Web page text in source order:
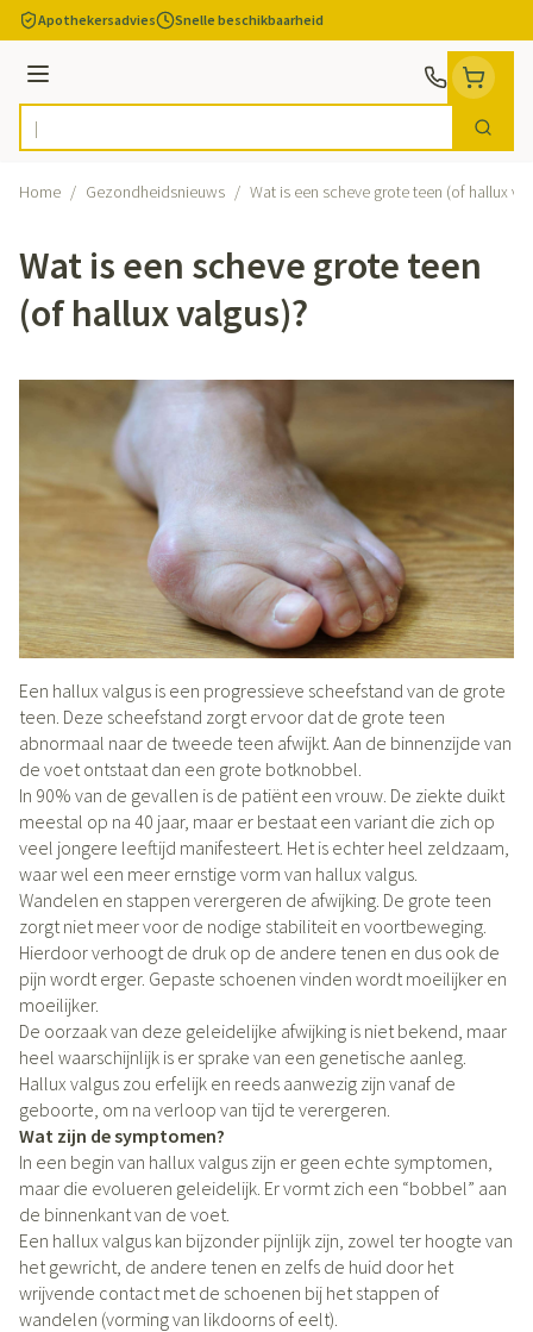
Ga naar de inhoud
Apothekersadvies Snelle beschikbaarheid
Menu
Product, merk, categorie... Zoek
Home / Gezondheidsnieuws / Wat is een scheve grote teen (of hallux
Wat is een scheve grote teen
(of hallux valgus)?
Een hallux valgus is een progressieve scheefstand van de grote
teen. Deze scheefstand zorgt ervoor dat de grote teen
abnormaal naar de tweede teen afwijkt. Aan de binnenzijde van
de voet ontstaat dan een grote botknobbel.
In 90% van de gevallen is de patiënt een vrouw. De ziekte duikt
meestal op na 40 jaar, maar er bestaat een variant die zich op
veel jongere leeftijd manifesteert. Het is echter heel zeldzaam,
waar wel een meer ernstige vorm van hallux valgus.
Wandelen en stappen verergeren de afwijking. De grote teen
zorgt niet meer voor de nodige stabiliteit en voortbeweging.
Hierdoor verhoogt de druk op de andere tenen en dus ook de
pijn wordt erger. Gepaste schoenen vinden wordt moeilijker en
moeilijker.
De oorzaak van deze geleidelijke afwijking is niet bekend, maar
heel waarschijnlijk is er sprake van een genetische aanleg.
Hallux valgus zou erfelijk en reeds aanwezig zijn vanaf de
geboorte, om na verloop van tijd te verergeren.
Wat zijn de symptomen?
In een begin van hallux valgus zijn er geen echte symptomen,
maar die evolueren geleidelijk. Er vormt zich een “bobbel” aan
de binnenkant van de voet.
Een hallux valgus kan bijzonder pijnlijk zijn, zowel ter hoogte van
het gewricht, de andere tenen en zelfs de huid door het
wrijvende contact met de schoenen bij het stappen of
wandelen (vorming van likdoorns of eelt).